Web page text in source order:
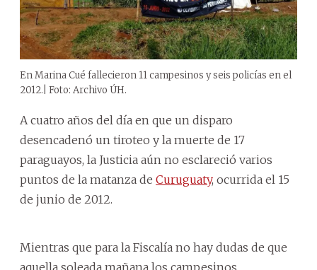
En Marina Cué fallecieron 11 campesinos y seis policías en el
2012.| Foto: Archivo ÚH.
A cuatro años del día en que un disparo
desencadenó un tiroteo y la muerte de 17
paraguayos, la Justicia aún no esclareció varios
puntos de la matanza de Curuguaty, ocurrida el 15
de junio de 2012.
Mientras que para la Fiscalía no hay dudas de que
aquella soleada mañana los campesinos